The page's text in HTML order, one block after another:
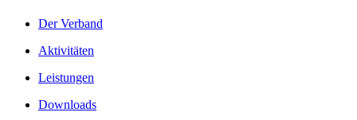
Der Verband
Aktivitäten
Leistungen
Downloads